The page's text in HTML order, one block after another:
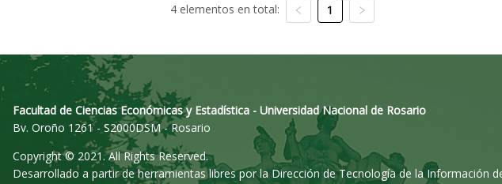
4 elementos en total: 1
Facultad de Ciencias Económicas y Estadística - Universidad Nacional de Rosario
Bv. Oroño 1261 - S2000DSM - Rosario
Copyright © 2021. All Rights Reserved.
Desarrollado a partir de herramientas libres por la Dirección de Tecnología de la Información